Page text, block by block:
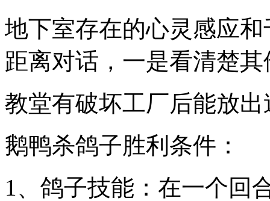
地下室存在的心灵感应
距离对话，一是看清楚
教堂有破坏工厂后能放
鹅鸭杀鸽子胜利条件：
1、鸽子技能：在一个回